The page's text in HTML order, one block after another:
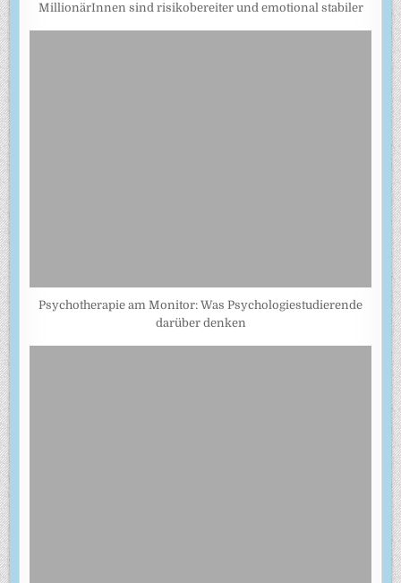
MillionärInnen sind risikobereiter und emotional stabiler
Psychotherapie am Monitor: Was Psychologiestudierende
darüber denken